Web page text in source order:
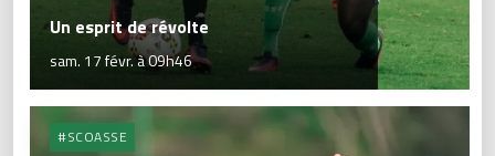
Un esprit de révolte
sam. 17 févr. à 09h46
#SCOASSE